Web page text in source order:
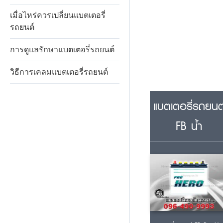
เมื่อไหร่ควรเปลี่ยนแบตเตอรี่
รถยนต์
การดูแลรักษาแบตเตอรี่รถยนต์
วิธีการเคลมแบตเตอรี่รถยนต์
แบตเตอรี่รถยน
FB น้ำ